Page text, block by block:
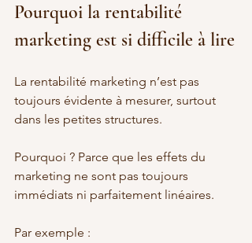
Pourquoi la rentabilité
marketing est si difficile à lire
La rentabilité marketing n’est pas
toujours évidente à mesurer, surtout
dans les petites structures.
Pourquoi ? Parce que les effets du
marketing ne sont pas toujours
immédiats ni parfaitement linéaires.
Par exemple :